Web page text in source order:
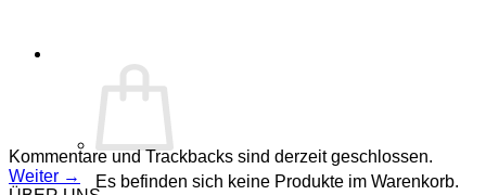
Es befinden sich keine Produkte im Warenkorb.
Kommentare und Trackbacks sind derzeit geschlossen.
Weiter →